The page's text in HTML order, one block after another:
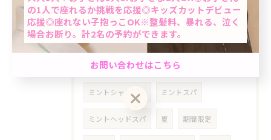
コスパ 平日限定 ヘアサロン
癒しの時間 癒しの空間
テンプレ 個室美容室
ミントシャンプー ミントスパ
ミントヘッドスパ 夏 期間限定
クーポン一覧はこちら
の1人で座れるか挑戦を応援◎キッズカットデビュー
応援◎座れない子抱っこOK※整髪料、暴れる、泣く
場合お断り。計2名の予約ができます。
お問い合わせはこちら
男性限定★最短60分で完了のクイック白髪染め＆カ
ット☆「ちょっと気になる…」を気軽にケア。週末
前におすすめ◎自然で清潔感のある仕上がり☆
お問い合わせはこちら